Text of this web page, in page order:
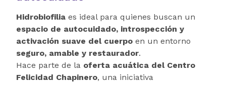
Hidrobiofilia es ideal para quienes buscan un
espacio de autocuidado, introspección y
activación suave del cuerpo en un entorno
seguro, amable y restaurador.
Hace parte de la oferta acuática del Centro
Felicidad Chapinero, una iniciativa